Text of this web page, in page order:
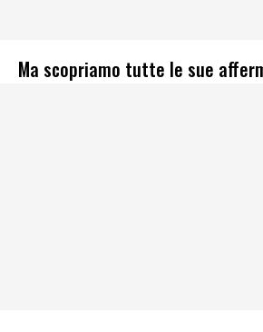
Ma scopriamo tutte le sue